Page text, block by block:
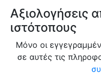
Αξιολογήσεις
ιστότοπους
Μόνο οι
σε αυτές τις